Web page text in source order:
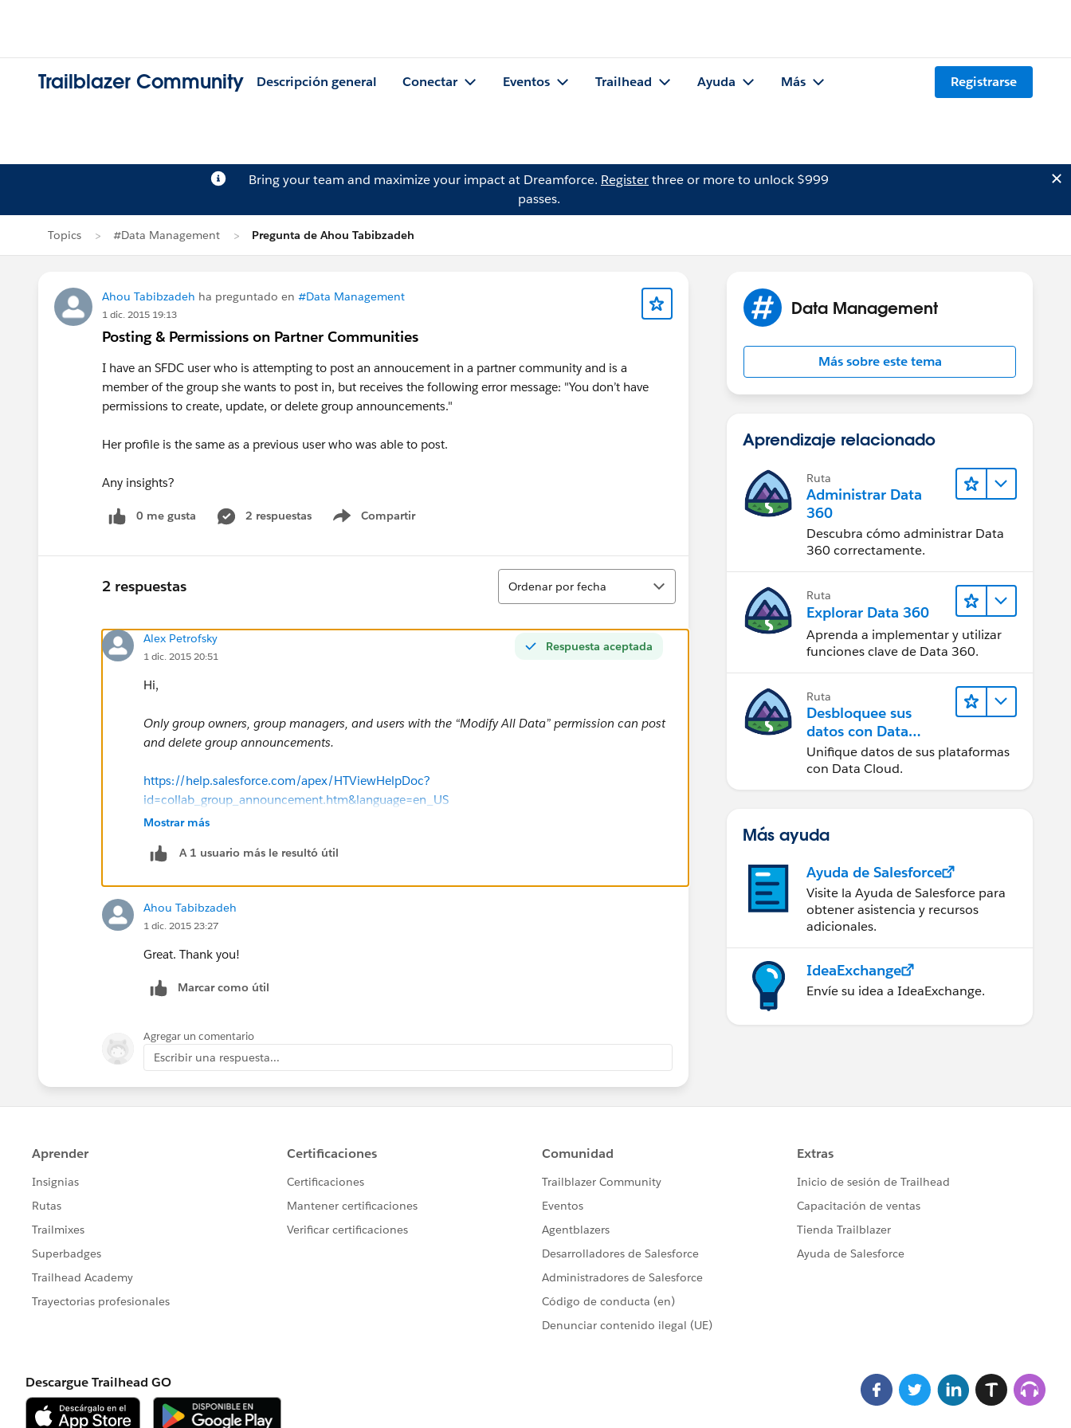
Trailblazer Community Descripción general Conectar Eventos Trailhead Ayuda Más Registrarse
Bring your team and maximize your impact at Dreamforce. Registerthree or more to unlock $999
passes.
Topics #Data Management Pregunta de Ahou Tabibzadeh
Ahou Tabibzadeh ha preguntado en #Data Management
1 dic. 2015 19:13
Posting & Permissions on Partner Communities
I have an SFDC user who is attempting to post an annoucement in a partner community and is a
member of the group she wants to post in, but receives the following error message: "You don’t have
permissions to create, update, or delete group announcements."
Her profile is the same as a previous user who was able to post.
Any insights?
0 me gusta 2 respuestas Compartir
Show menu
2 respuestas
Ordenar
Ordenar por fecha
Respuesta aceptada
Alex Petrofsky
1 dic. 2015 20:51
Hi,
Only group owners, group managers, and users with the “Modify All Data” permission can post
and delete group announcements.
https://help.salesforce.com/apex/HTViewHelpDoc?
id=collab_group_announcement.htm&language=en_US
(https://help.salesforce.com/apex/HTViewHelpDoc?
Mostrar más
A 1 usuario más le resultó útil
Ahou Tabibzadeh
1 dic. 2015 23:27
Great. Thank you!
Marcar como útil
Agregar un comentario
Escribir una respuesta...
Data Management
Más sobre este tema
Aprendizaje relacionado
Ruta
Administrar Data
360
Descubra cómo administrar Data
360 correctamente.
Ruta
Explorar Data 360
Aprenda a implementar y utilizar
funciones clave de Data 360.
Ruta
Desbloquee sus
datos con Data
Cloud
Unifique datos de sus plataformas
con Data Cloud.
Más ayuda
Ayuda de Salesforce
Visite la Ayuda de Salesforce para
obtener asistencia y recursos
adicionales.
IdeaExchange
Envíe su idea a IdeaExchange.